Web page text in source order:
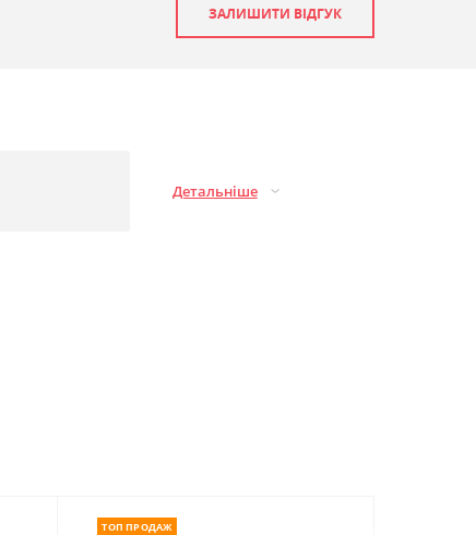
ЗАЛИШИТИ ВІДГУК
Детальніше
ТОП ПРОДАЖ